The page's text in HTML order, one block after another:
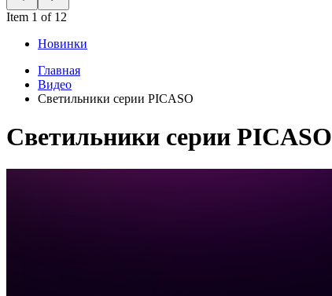
Item 1 of 12
Новинки
Главная
Видео
Светильники серии PICASO
Светильники серии PICASO